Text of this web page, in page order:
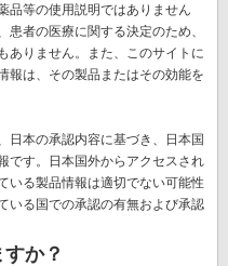
模法人部門）」に認
ー
ジ
レ
ン
ト
ペ
ー
ジ
ー
ジ
品等の使用説明ではありません
者の医療に関する決定のため、
ありません。また、このサイトに
報は、その製品またはその効能を
日本の承認内容に基づき、日本国
です。日本国外からアクセスされ
いる製品情報は適切でない可能性
いる国での承認の有無および承認
か？